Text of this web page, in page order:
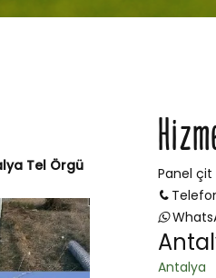
Panel çit
Antalya
Tel Örgü